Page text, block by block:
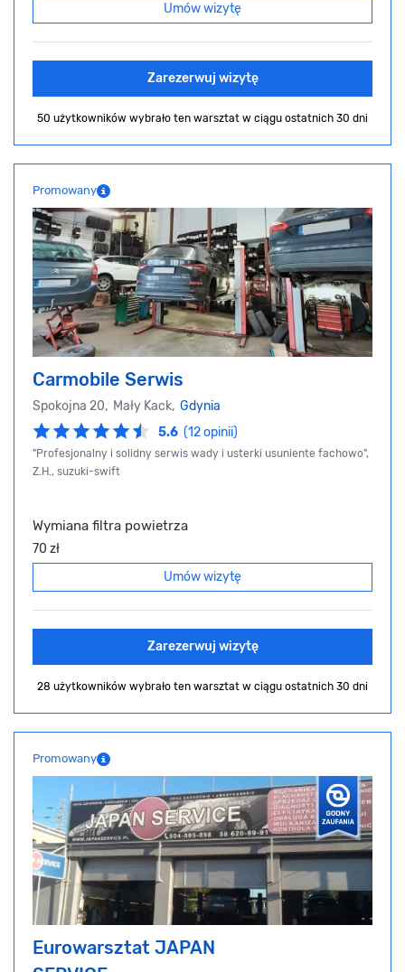
Umów wizytę
Zarezerwuj wizytę
50 użytkowników wybrało ten warsztat w ciągu ostatnich 30 dni
Promowany
Carmobile Serwis
Spokojna 20, Mały Kack, Gdynia
5.6 (12 opinii)
"Profesjonalny i solidny serwis wady i usterki usuniente fachowo",
Z.H., suzuki-swift
Wymiana filtra powietrza
70 zł
Umów wizytę
Zarezerwuj wizytę
28 użytkowników wybrało ten warsztat w ciągu ostatnich 30 dni
Promowany
Eurowarsztat JAPAN